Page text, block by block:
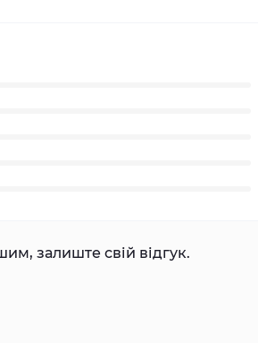
залиште свій відгук.